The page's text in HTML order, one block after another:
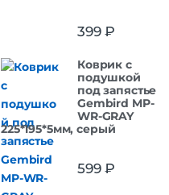
399₽
Коврик с
подушкой
под запястье
Gembird MP-
WR-GRAY
225*195*5мм, серый
599₽